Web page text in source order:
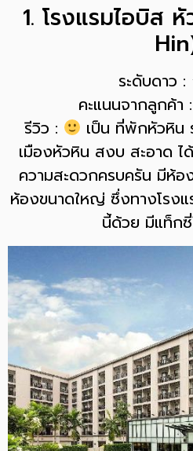
1. โรงแรมไอบิส
ระดับดา
คะแนนจากลูกค้า
รีวิว :
เป็น ที่พักหัวหิน
เมืองหัวหิน สงบ สะอาด ไ
ความสะดวกครบครัน มีห้อ
ห้องขนาดใหญ่ ซึ่งทางโรง
นี้ด้วย มีแท็กซี่